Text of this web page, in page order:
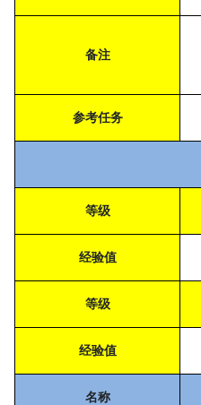
备注
参考任务
等级
经验值
等级
经验值
名称